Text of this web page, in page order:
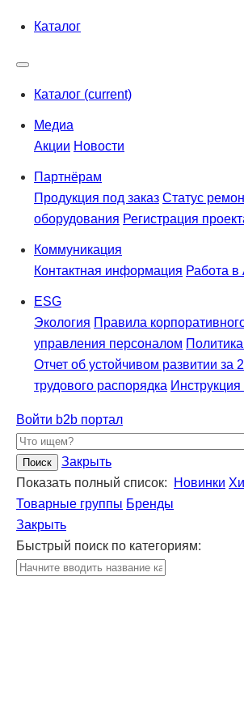
Каталог
Каталог (current)
Медиа
Акции Новости
Партнёрам
Продукция под заказ Статус
оборудования Регистрация
Коммуникация
Контактная информация Работа в
ESG
Экология Правила
управления персоналом
Отчет об устойчивом развитии за
трудового распорядка
Войти b2b портал
Закрыть
Показать полный список:
Новинки
Товарные группы Бренды
Закрыть
Быстрый поиск по категориям: